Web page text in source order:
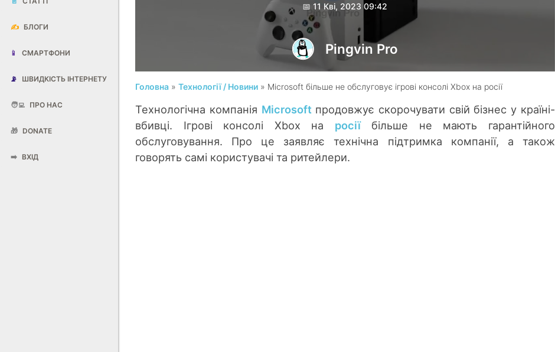
✍️ БЛОГИ
📱 СМАРТФОНИ
📡 ШВИДКІСТЬ ІНТЕРНЕТУ
🧑‍💻 ПРО НАС
🎁 DONATE
➡️ ВХІД
📅 11 Кві, 2023 09:42
Pingvin Pro
Головна »Технології / Новини » Microsoft більше не обслуговує ігрові консолі Xbox на росії
Технологічна компанія Microsoft продовжує скорочувати свій бізнес у країні-
вбивці. Ігрові консолі Xbox на росіїбільше не мають гарантійного
обслуговування. Про це заявляє технічна підтримка компанії, а також
говорять самі користувачі та ритейлери.